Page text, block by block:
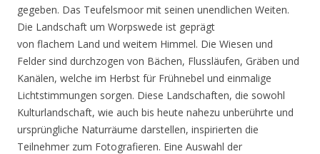
gegeben. Das Teufelsmoor mit seinen unendlichen Weiten.
Die Landschaft um Worpswede ist geprägt
von flachem Land und weitem Himmel. Die Wiesen und
Felder sind durchzogen von Bächen, Flussläufen, Gräben und
Kanälen, welche im Herbst für Frühnebel und einmalige
Lichtstimmungen sorgen. Diese Landschaften, die sowohl
Kulturlandschaft, wie auch bis heute nahezu unberührte und
ursprüngliche Naturräume darstellen, inspirierten die
Teilnehmer zum Fotografieren. Eine Auswahl der